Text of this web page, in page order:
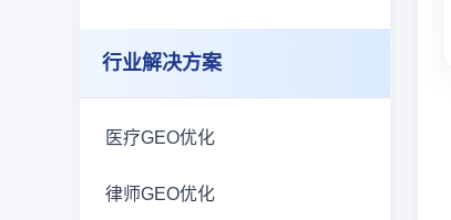
行业解决方案
医疗GEO优化
律师GEO优化